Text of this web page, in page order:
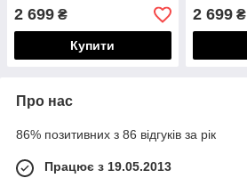
2 699 ₴
Купити
2 699₴
Про нас
86% позитивних з 86 відгуків за рік
Працює з 19.05.2013